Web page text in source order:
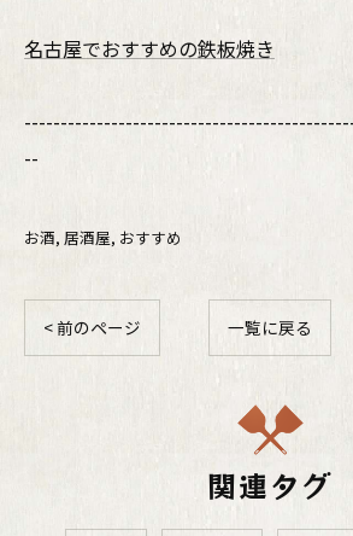
名古屋でおすすめの鉄板焼き
--
お酒 居酒屋 おすすめ
< 前のページ 一覧に戻る
関連タグ